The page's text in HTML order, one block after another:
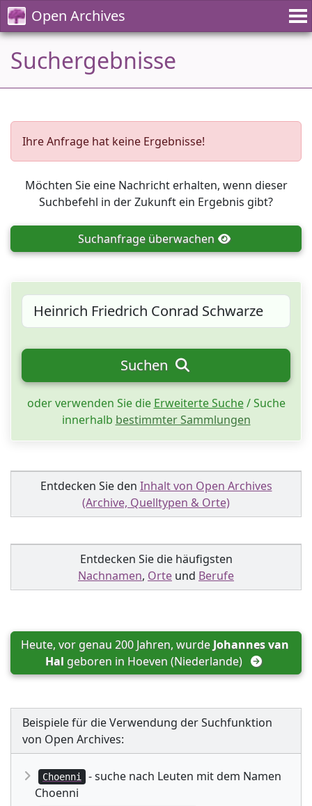
Open Archives
Suchergebnisse
Ihre Anfrage hat keine Ergebnisse!
Möchten Sie eine Nachricht erhalten, wenn dieser
Suchbefehl in der Zukunft ein Ergebnis gibt?
Suchanfrage überwachen
Suchen
oder verwenden Sie die Erweiterte Suche/ Suche
innerhalb bestimmter Sammlungen
Entdecken Sie den Inhalt von Open Archives
(Archive, Quelltypen & Orte)
Entdecken Sie die häufigsten
Nachnamen, Orte und Berufe
Heute, vor genau 200 Jahren, wurde Johannes van
Hal geboren in Hoeven (Niederlande)
Beispiele für die Verwendung der Suchfunktion
von Open Archives:
Choenni
- suche nach Leuten mit dem Namen
Choenni